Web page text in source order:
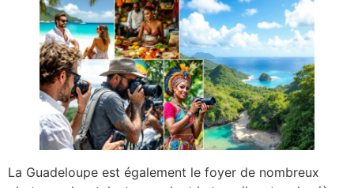
La Guadeloupe est également le foyer de nombreux